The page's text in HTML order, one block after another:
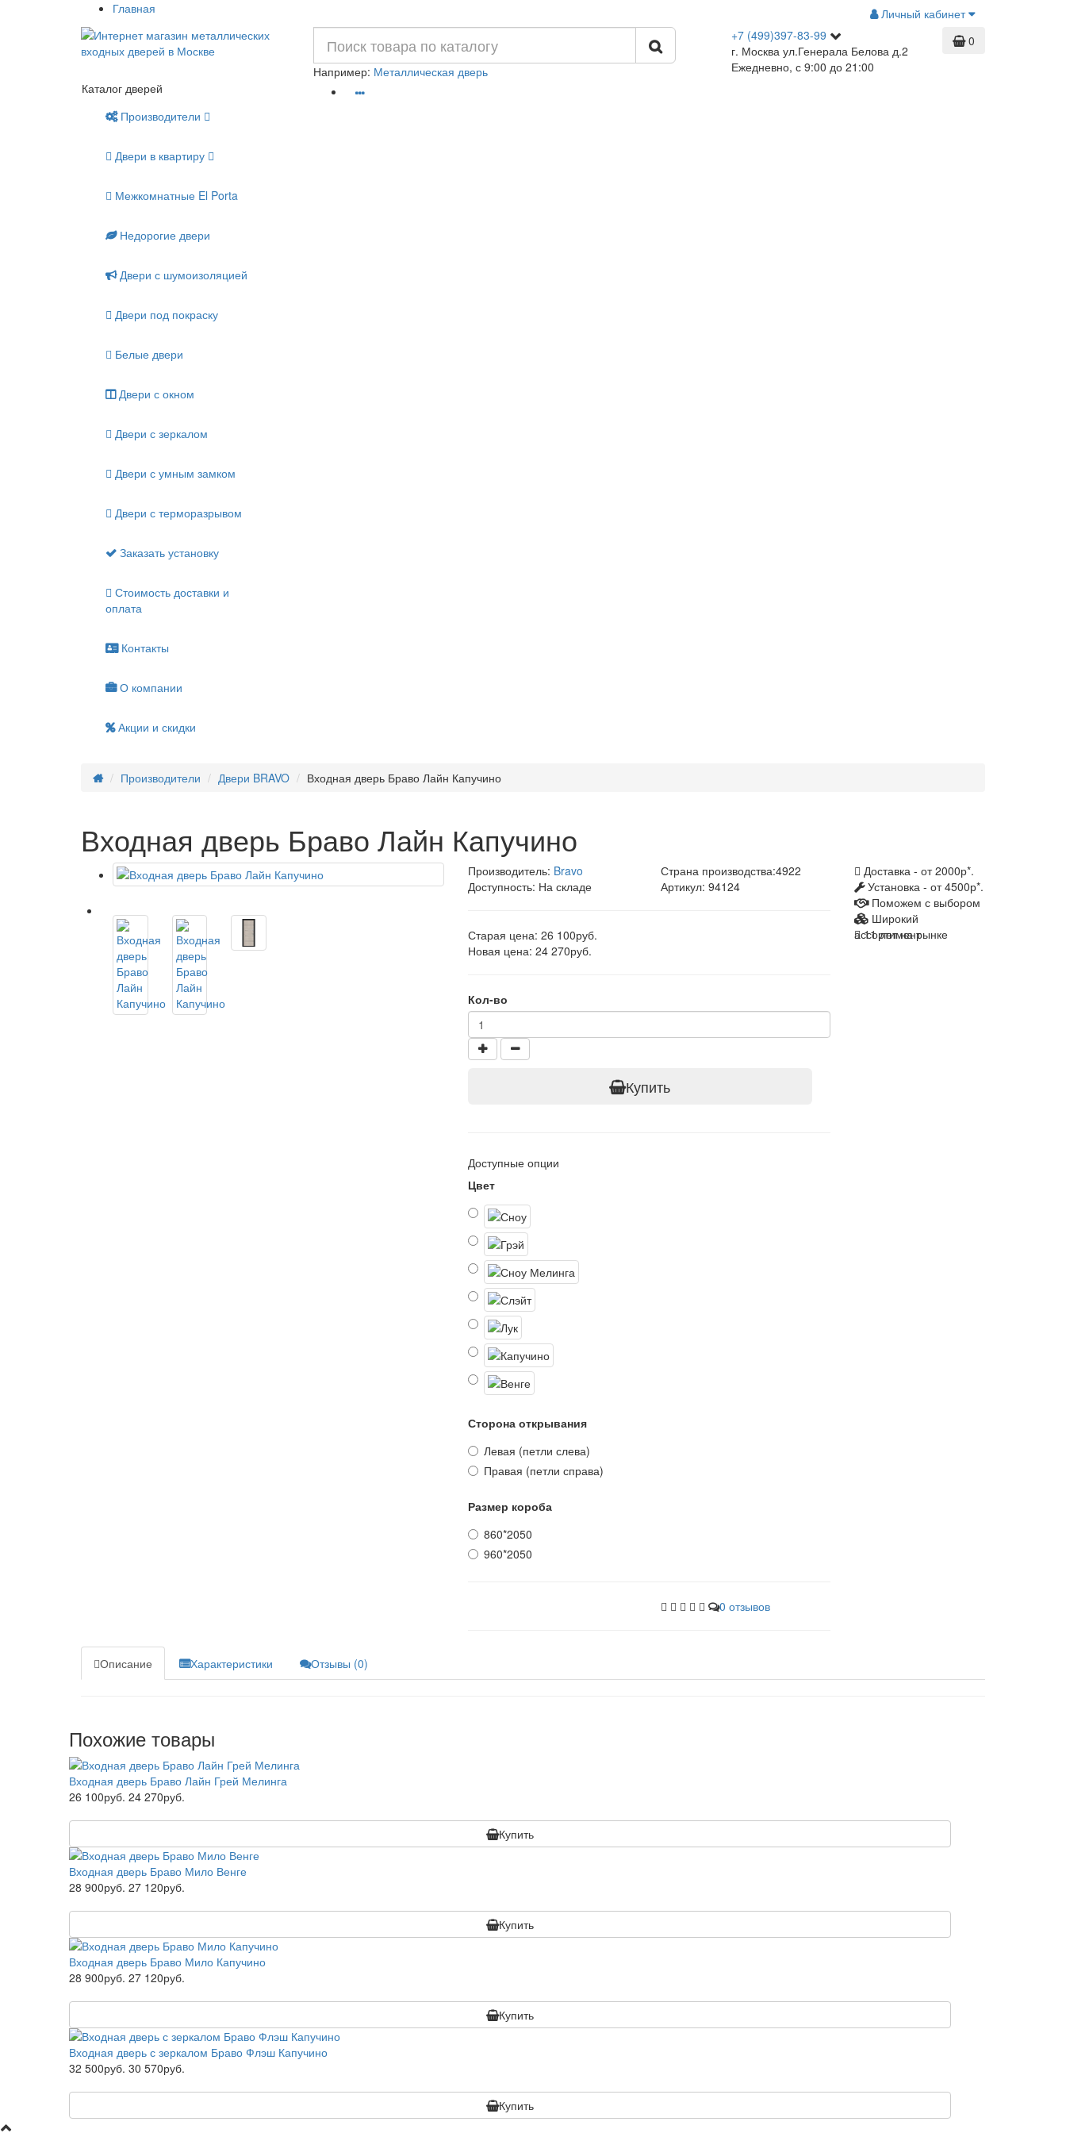
Личный кабинет
Главная
+7 (499)397-83-99
г. Москва ул.Генерала Белова д.2
Ежедневно, с 9:00 до 21:00
0
Например: Металлическая дверь
Каталог дверей
Производители
Двери в квартиру
Межкомнатные El Porta
Недорогие двери
Двери с шумоизоляцией
Двери под покраску
Белые двери
Двери с окном
Двери с зеркалом
Двери с умным замком
Двери с терморазрывом
Заказать установку
Стоимость доставки и
оплата
Контакты
О компании
Акции и скидки
Производители Двери BRAVO Входная дверь Браво Лайн Капучино
Входная дверь Браво Лайн Капучино
Производитель: Bravo Страна производства:4922
Доступность: На складе
Артикул: 94124
Старая цена: 26 100руб.
Новая цена: 24 270руб.
Кол-во
Купить
Доступные опции
Цвет
Сторона открывания
Левая (петли слева)
Правая (петли справа)
Размер короба
860*2050
960*2050
0 отзывов
Доставка - от 2000р*.
Установка - от 4500р*.
Поможем с выбором
Широкий
ассортимент
11 лет на рынке
Описание Характеристики Отзывы (0)
Похожие товары
Входная дверь Браво Лайн Грей Мелинга
26 100руб. 24 270руб.
Купить
Входная дверь Браво Мило Венге
28 900руб. 27 120руб.
Купить
Входная дверь Браво Мило Капучино
28 900руб. 27 120руб.
Купить
Входная дверь с зеркалом Браво Флэш Капучино
32 500руб. 30 570руб.
Купить